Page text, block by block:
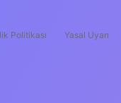
Politikası Yasal Uyarı